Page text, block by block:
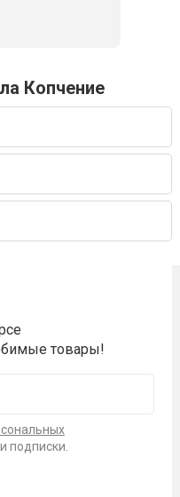
Копчение
товары!
подписки.